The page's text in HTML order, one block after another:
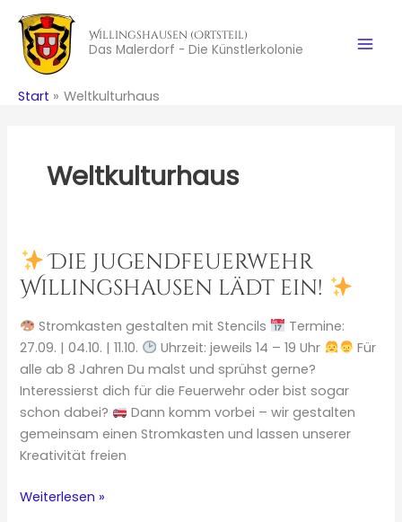
Inhalt
springen
Willingshausen (Ortsteil)
Das Malerdorf - Die Künstlerkolonie
Start Weltkulturhaus
Weltkulturhaus
Die Jugendfeuerwehr
Willingshausen lädt ein!
Stromkasten gestalten mit Stencils
Termine:
27.09. | 04.10. | 11.10.
Uhrzeit: jeweils 14 – 19 Uhr
Für
alle ab 8 Jahren Du malst und sprühst gerne?
Interessierst dich für die Feuerwehr oder bist sogar
schon dabei?
Dann komm vorbei – wir gestalten
gemeinsam einen Stromkasten und lassen unserer
Kreativität freien
Weiterlesen »